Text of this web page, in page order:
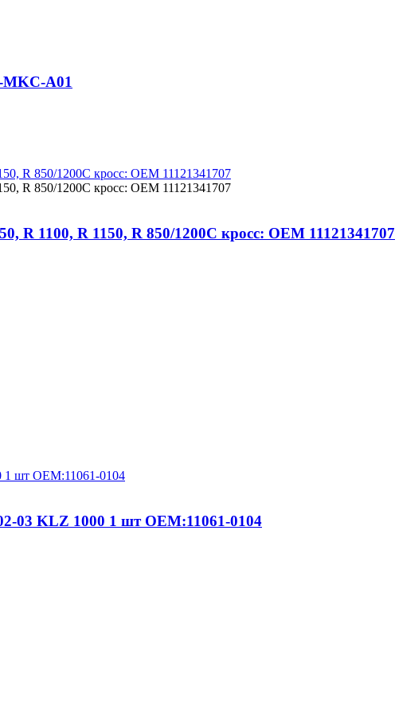
MKC-A01
R 1100, R 1150, R 850/1200C кросс: OEM 11121341707
03 KLZ 1000 1 шт OEM:11061-0104